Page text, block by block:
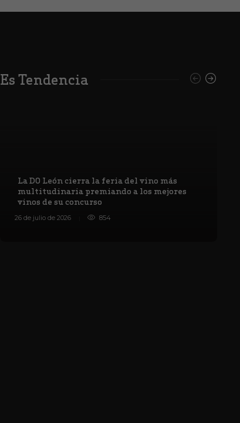
Es Tendencia
La DO León cierra la feria del vino más
multitudinaria premiando a los mejores
vinos de su concurso
26 de julio de 2026 854